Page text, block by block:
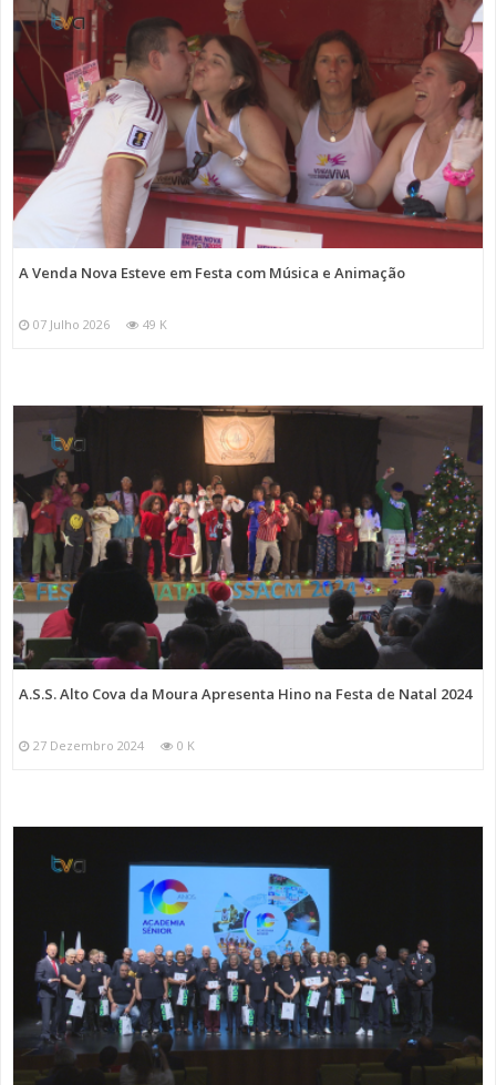
A Venda Nova Esteve em Festa com Música e Animação
07 Julho 2026 49 K
A.S.S. Alto Cova da Moura Apresenta Hino na Festa de Natal 2024
27 Dezembro 2024 0 K